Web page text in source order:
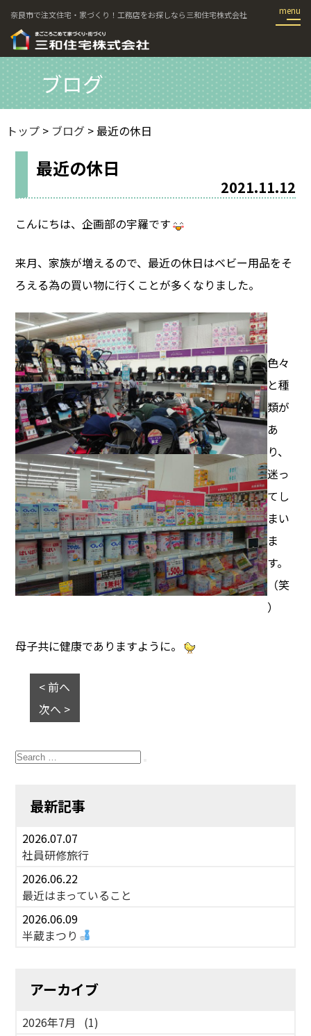
奈良市で注文住宅・家づくり！工務店をお探しなら三和住宅株式会社
ブログ
トップ> ブログ> 最近の休日
最近の休日
2021.11.12
こんにちは、企画部の宇羅です
来月、家族が増えるので、最近の休日はベビー用品をそ
ろえる為の買い物に行くことが多くなりました。
色々
と種
類が
あ
り、
迷っ
てし
まい
ま
す。
（笑
）
母子共に健康でありますように。
< 前へ
次へ >
Search
for:
最新記事
2026.07.07
社員研修旅行
2026.06.22
最近はまっていること
2026.06.09
半蔵まつり
アーカイブ
2026年7月
(1)